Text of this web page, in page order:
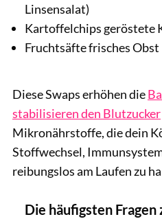
Linsensalat)
Kartoffelchips geröstete
Fruchtsäfte frisches Obst
Diese Swaps erhöhen die
stabilisieren den Blutzucker
Mikronährstoffe, die dein
Stoffwechsel,
reibungslos am Laufen zu
Die häufigsten Fragen